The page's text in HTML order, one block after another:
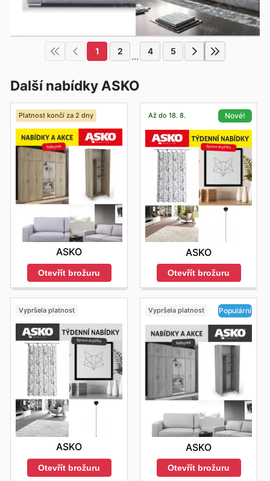
1 2 ... 4 5
Další nabídky ASKO
Platnost končí za 2 dny
ASKO
Otevřít brožuru
Až do 18. 8. Nové!
ASKO
Otevřít brožuru
Vypršela platnost
ASKO
Otevřít brožuru
Vypršela platnost Populární
ASKO
Otevřít brožuru